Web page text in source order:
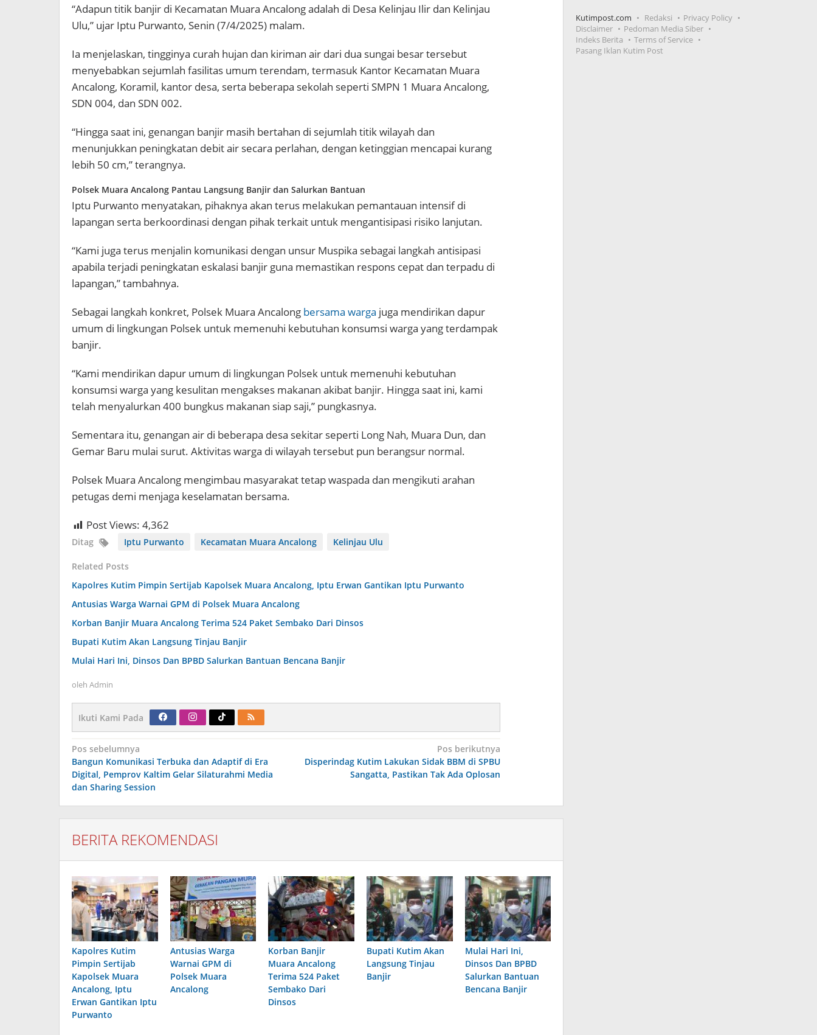
“Adapun titik banjir di Kecamatan Muara Ancalong adalah di Desa Kelinjau Ilir dan Kelinjau
Ulu,” ujar Iptu Purwanto, Senin (7/4/2025) malam.
Ia menjelaskan, tingginya curah hujan dan kiriman air dari dua sungai besar tersebut
menyebabkan sejumlah fasilitas umum terendam, termasuk Kantor Kecamatan Muara
Ancalong, Koramil, kantor desa, serta beberapa sekolah seperti SMPN 1 Muara Ancalong,
SDN 004, dan SDN 002.
“Hingga saat ini, genangan banjir masih bertahan di sejumlah titik wilayah dan
menunjukkan peningkatan debit air secara perlahan, dengan ketinggian mencapai kurang
lebih 50 cm,” terangnya.
Polsek Muara Ancalong Pantau Langsung Banjir dan Salurkan Bantuan
Iptu Purwanto menyatakan, pihaknya akan terus melakukan pemantauan intensif di
lapangan serta berkoordinasi dengan pihak terkait untuk mengantisipasi risiko lanjutan.
“Kami juga terus menjalin komunikasi dengan unsur Muspika sebagai langkah antisipasi
apabila terjadi peningkatan eskalasi banjir guna memastikan respons cepat dan terpadu di
lapangan,” tambahnya.
Sebagai langkah konkret, Polsek Muara Ancalong bersama warga juga mendirikan dapur
umum di lingkungan Polsek untuk memenuhi kebutuhan konsumsi warga yang terdampak
banjir.
“Kami mendirikan dapur umum di lingkungan Polsek untuk memenuhi kebutuhan
konsumsi warga yang kesulitan mengakses makanan akibat banjir. Hingga saat ini, kami
telah menyalurkan 400 bungkus makanan siap saji,” pungkasnya.
Sementara itu, genangan air di beberapa desa sekitar seperti Long Nah, Muara Dun, dan
Gemar Baru mulai surut. Aktivitas warga di wilayah tersebut pun berangsur normal.
Polsek Muara Ancalong mengimbau masyarakat tetap waspada dan mengikuti arahan
petugas demi menjaga keselamatan bersama.
Post Views: 4,362
Ditag Iptu Purwanto Kecamatan Muara Ancalong Kelinjau Ulu
Related Posts
Kapolres Kutim Pimpin Sertijab Kapolsek Muara Ancalong, Iptu Erwan Gantikan Iptu Purwanto
Antusias Warga Warnai GPM di Polsek Muara Ancalong
Korban Banjir Muara Ancalong Terima 524 Paket Sembako Dari Dinsos
Bupati Kutim Akan Langsung Tinjau Banjir
Mulai Hari Ini, Dinsos Dan BPBD Salurkan Bantuan Bencana Banjir
oleh Admin
Ikuti Kami Pada
Navigasi
pos
Pos sebelumnya
Bangun Komunikasi Terbuka dan Adaptif di Era
Digital, Pemprov Kaltim Gelar Silaturahmi Media
dan Sharing Session
Pos berikutnya
Disperindag Kutim Lakukan Sidak BBM di SPBU
Sangatta, Pastikan Tak Ada Oplosan
BERITA REKOMENDASI
Kapolres Kutim
Pimpin Sertijab
Kapolsek Muara
Ancalong, Iptu
Erwan Gantikan Iptu
Purwanto
Antusias Warga
Warnai GPM di
Polsek Muara
Ancalong
Korban Banjir
Muara Ancalong
Terima 524 Paket
Sembako Dari
Dinsos
Bupati Kutim Akan
Langsung Tinjau
Banjir
Mulai Hari Ini,
Dinsos Dan BPBD
Salurkan Bantuan
Bencana Banjir
Kutimpost.com Redaksi
Privacy Policy
Disclaimer
Pedoman Media Siber
Indeks Berita
Terms of Service
Pasang Iklan Kutim Post